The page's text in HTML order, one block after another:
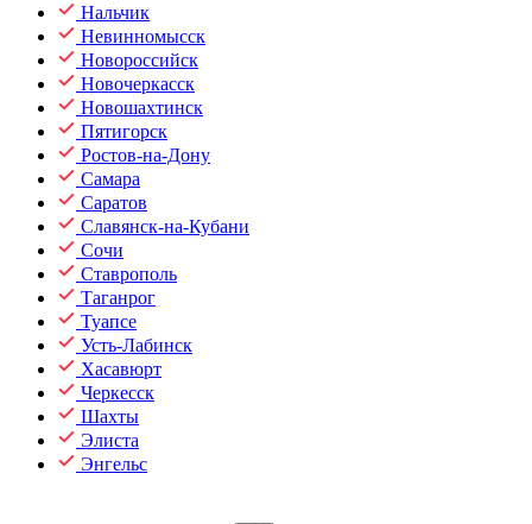
Нальчик
Невинномысск
Новороссийск
Новочеркасск
Новошахтинск
Пятигорск
Ростов-на-Дону
Самара
Саратов
Славянск-на-Кубани
Сочи
Ставрополь
Таганрог
Туапсе
Усть-Лабинск
Хасавюрт
Черкесск
Шахты
Элиста
Энгельс